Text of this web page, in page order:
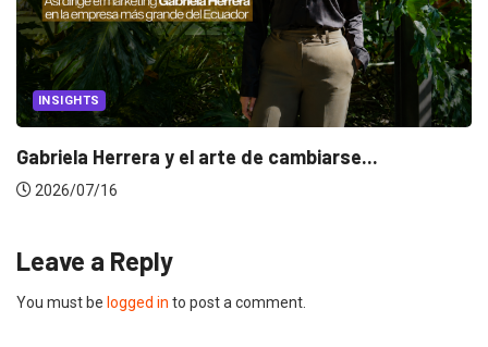
INSIGHTS
Gabriela Herrera y el arte de cambiarse...
2026/07/16
Leave a Reply
You must be logged in to post a comment.